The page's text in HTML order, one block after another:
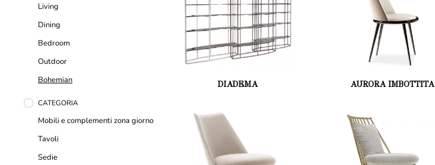
Living
Dining
Bedroom
Outdoor
Bohemian
CATEGORIA
Mobili e complementi zona giorno
Tavoli
Sedie
DIADEMA AURORA IMBOTTITA